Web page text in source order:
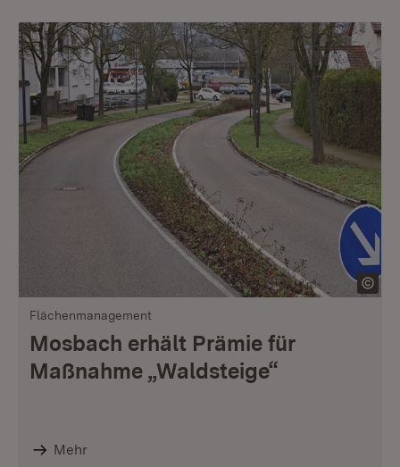
Flächenmanagement
Mosbach erhält Prämie für
Maßnahme „Waldsteige“
Mehr